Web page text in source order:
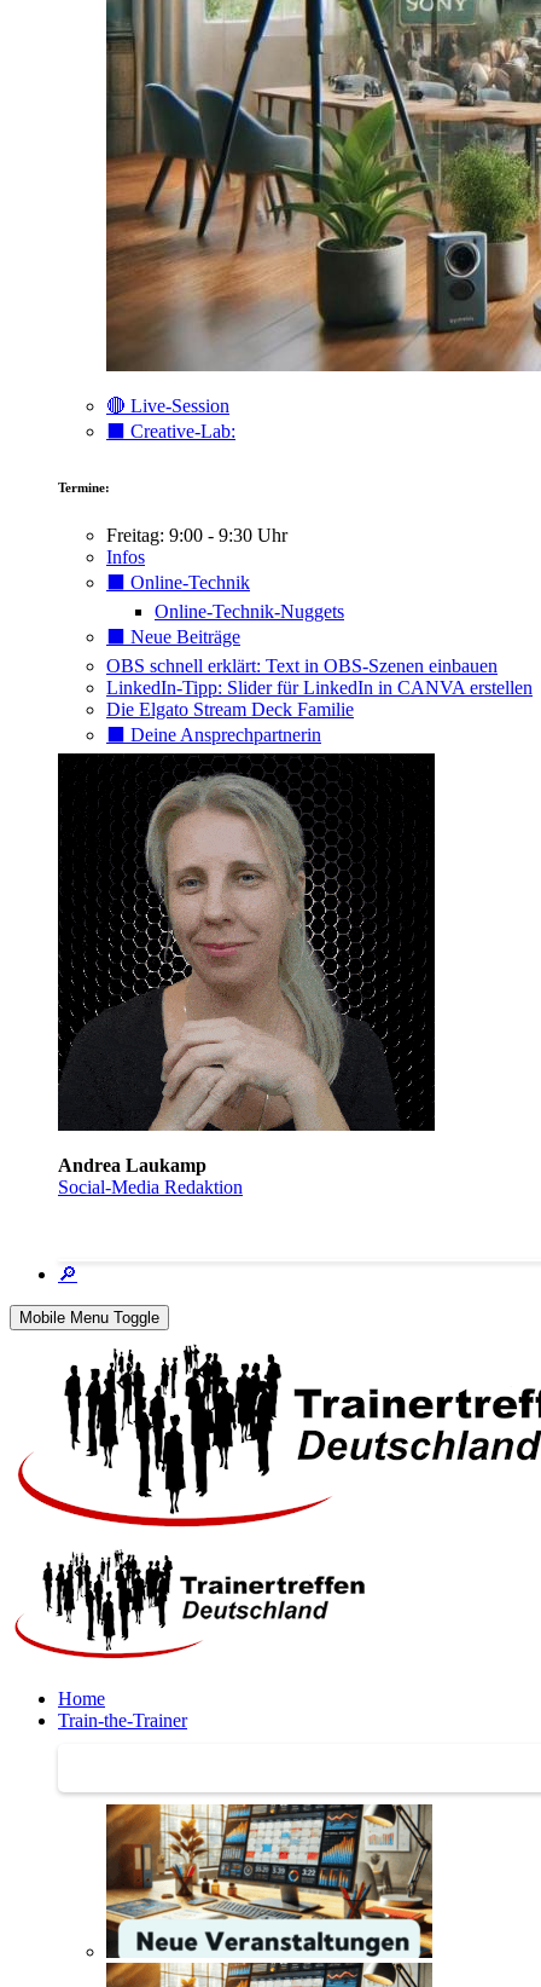
🔴 Live-Session
⬛️ Creative-Lab:
Termine:
Freitag: 9:00 - 9:30 Uhr
Infos
⬛️ Online-Technik
Online-Technik-Nuggets
⬛️ Neue Beiträge
OBS schnell erklärt: Text in OBS-Szenen einbauen
LinkedIn-Tipp: Slider für LinkedIn in CANVA erstellen
Die Elgato Stream Deck Familie
⬛️ Deine Ansprechpartnerin
Andrea Laukamp
Social-Media Redaktion
🔎
Mobile Menu Toggle
Home
Train-the-Trainer